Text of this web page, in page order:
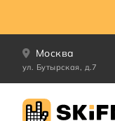
Москва
ул. Бутырская, д.7